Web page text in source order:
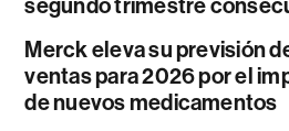
Merck eleva su previsión
ventas para 2026 por el
de nuevos medicamentos